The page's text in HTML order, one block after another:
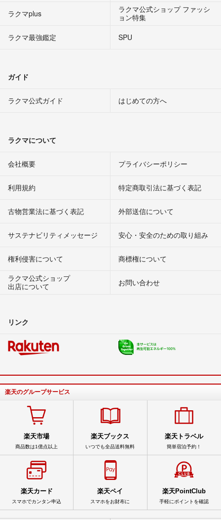
ラクマplus
ラクマ公式ショップ ファッシ
ョン特集
ラクマ最強鑑定
SPU
ガイド
ラクマ公式ガイド はじめての方へ
ラクマについて
会社概要 プライバシーポリシー
利用規約 特定商取引法に基づく表記
古物営業法に基づく表記 外部送信について
サステナビリティメッセージ 安心・安全のための取り組み
権利侵害について
商標権について
ラクマ公式ショップ
出店について
お問い合わせ
リンク
楽天のグループサービス
楽天市場
商品数は1億点以上
楽天ブックス
いつでも全品送料無料
楽天トラベル
簡単宿泊予約！
楽天カード
スマホでカンタン申込
楽天ペイ
スマホをお財布に
楽天PointClub
手軽にポイントを確認